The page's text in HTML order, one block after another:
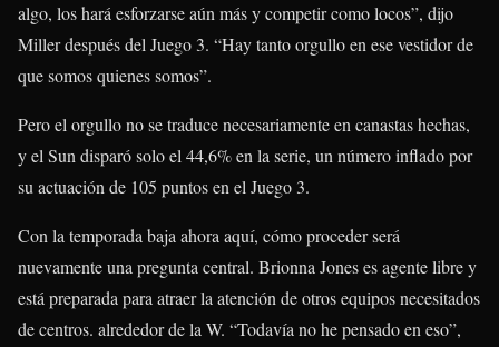
algo, los hará esforzarse aún más y competir como locos”, dijo
Miller después del Juego 3. “Hay tanto orgullo en ese vestidor de
que somos quienes somos”.
Pero el orgullo no se traduce necesariamente en canastas hechas,
y el Sun disparó solo el 44,6% en la serie, un número inflado por
su actuación de 105 puntos en el Juego 3.
Con la temporada baja ahora aquí, cómo proceder será
nuevamente una pregunta central. Brionna Jones es agente libre y
está preparada para atraer la atención de otros equipos necesitados
de centros. alrededor de la W. “Todavía no he pensado en eso”,